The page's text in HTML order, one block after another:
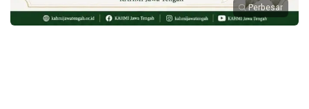
Perbesar